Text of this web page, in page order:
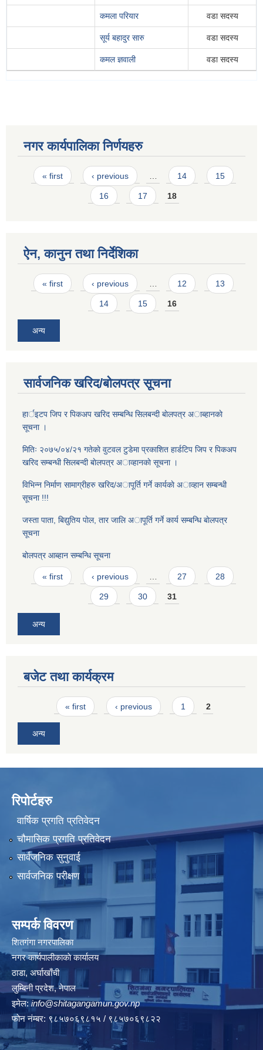
कमला परियार वडा सदस्य
सूर्य बहादुर सारु वडा सदस्य
कमल ज्ञवाली वडा सदस्य
नगर कार्यपालिका निर्णयहरु
Pages
« first ‹ previous … 14 15
16 17 18
ऐन, कानुन तथा निर्देशिका
Pages
« first ‹ previous 12 13
14 15 16
अन्य
सार्वजनिक खरिद/बोलपत्र सूचना
हार्इटप जिप र पिकअप खरिद सम्बन्धि सिलबन्दी बाेलपत्र अाब्हानकाे
सूचना ।
मितिः २०७५/०४/२१ गतेकाे वुटवल टुडेमा प्रकाशित हार्डटिप जिप र पिकअप
खरिद सम्बन्धी सिलबन्दी बाेलपत्र अाव्हानकाे सूचना ।
विभिन्न निर्माण सामाग्रीहरु खरिद/अापूर्ति गर्ने कार्यकाे अाव्हान सम्बन्धी
सूचना !!!
जस्ता पाता, बिद्युतिय पाेल, तार जालि अापूर्ति गर्ने कार्य सम्बन्धि बाेलपत्र
सूचना
बोलपत्र आब्हान सम्बन्धि सूचना
Pages
« first ‹ previous … 27 28
29 30 31
अन्य
बजेट तथा कार्यक्रम
Pages« first ‹ previous 1 2
अन्य
रिपोर्टहरु
वार्षिक प्रगति प्रतिवेदन
चौमासिक प्रगति प्रतिवेदन
सार्वजनिक सुनुवाई
सार्वजनिक परीक्षण
सम्पर्क विवरण
शितगंगा नगरपालिका
नगर कार्यपालीकाकाे कार्यालय
ठाडा, अर्घाखाँची
लुम्बिनी प्रदेश, नेपाल
इमेल: info@shitagangamun.gov.np
फोन नंम्बर: ९८५७०६९८१५ / ९८५७०६९८२२